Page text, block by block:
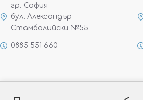
гр. София
бул. Александър
Стамболийски №55
0885 551 660